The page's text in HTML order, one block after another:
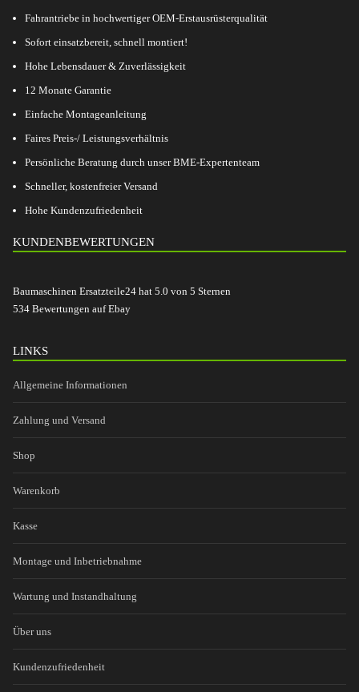
Fahrantriebe in hochwertiger OEM-Erstausrüsterqualität
Sofort einsatzbereit, schnell montiert!
Hohe Lebensdauer & Zuverlässigkeit
12 Monate Garantie
Einfache Montageanleitung
Faires Preis-/ Leistungsverhältnis
Persönliche Beratung durch unser BME-Expertenteam
Schneller, kostenfreier Versand
Hohe Kundenzufriedenheit
KUNDENBEWERTUNGEN
Baumaschinen Ersatzteile24 hat 5.0 von 5 Sternen
534 Bewertungen auf Ebay
LINKS
Allgemeine Informationen
Zahlung und Versand
Shop
Warenkorb
Kasse
Montage und Inbetriebnahme
Wartung und Instandhaltung
Über uns
Kundenzufriedenheit